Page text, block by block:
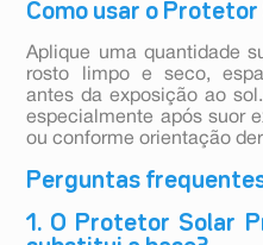
Como usar o
Aplique uma quantidade
rosto limpo e seco,
antes da exposição ao
especialmente após suor
ou conforme orientação
Perguntas
1. O Protetor Solar